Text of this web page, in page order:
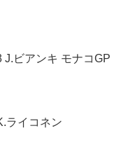
J.ビアンキ モナコGP
ライコネン